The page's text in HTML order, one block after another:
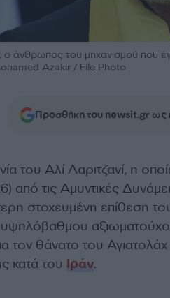
ο άνθρωπος του μηχανισμού που
Azakir / File Photo
Προσθήκη του newsit.gr ως
του Αλί Λαριτζανί, η
από τις Αμυντικές
στοχευμένη επίθεση
τον θάνατο του
κατά του Ιράν.